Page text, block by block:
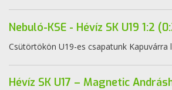
Nebuló-KSE - Hévíz SK U19 1:2
Csütörtökön U19-es csapatunk Kapuvárra
Hévíz SK U17 – Magnetic